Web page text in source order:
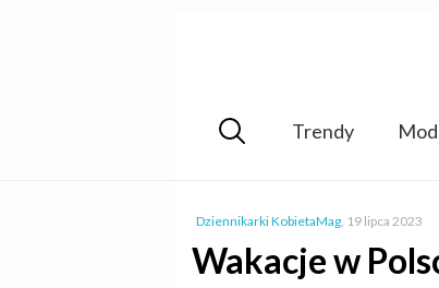
Trendy
Dziennikarki KobietaMag, 19 lipca 2023
Wakacje w